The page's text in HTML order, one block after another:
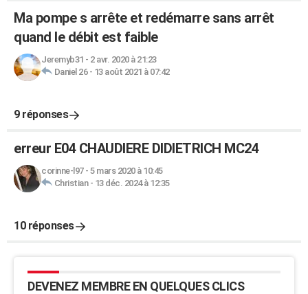
Ma pompe s arrête et redémarre sans arrêt
quand le débit est faible
Jeremyb31 - 2 avr. 2020 à 21:23
Daniel 26- 13 août 2021 à 07:42
9 réponses
erreur E04 CHAUDIERE DIDIETRICH MC24
corinne-l97- 5 mars 2020 à 10:45
Christian- 13 déc. 2024 à 12:35
10 réponses
DEVENEZ MEMBRE EN QUELQUES CLICS